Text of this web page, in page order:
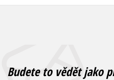
Budete to vědět jako